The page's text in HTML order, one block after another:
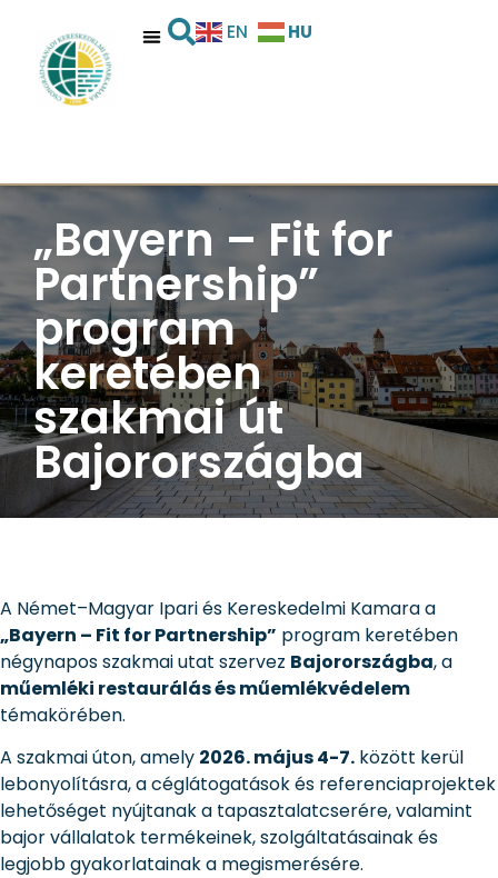
EN HU
„Bayern – Fit for
Partnership”
program
keretében
szakmai út
Bajorországba
A Német–Magyar Ipari és Kereskedelmi Kamara a
„Bayern – Fit for Partnership” program keretében
négynapos szakmai utat szervez Bajorországba, a
műemléki restaurálás és műemlékvédelem
témakörében.
A szakmai úton, amely 2026. május 4-7. között kerül
lebonyolításra, a céglátogatások és referenciaprojektek
lehetőséget nyújtanak a tapasztalatcserére, valamint
bajor vállalatok termékeinek, szolgáltatásainak és
legjobb gyakorlatainak a megismerésére.